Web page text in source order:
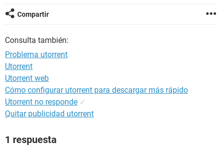
Compartir
Consulta también:
Problema utorrent
Utorrent
Utorrent web
Cómo configurar utorrent para descargar más rápido
Utorrent no responde ✓
Quitar publicidad utorrent
1 respuesta